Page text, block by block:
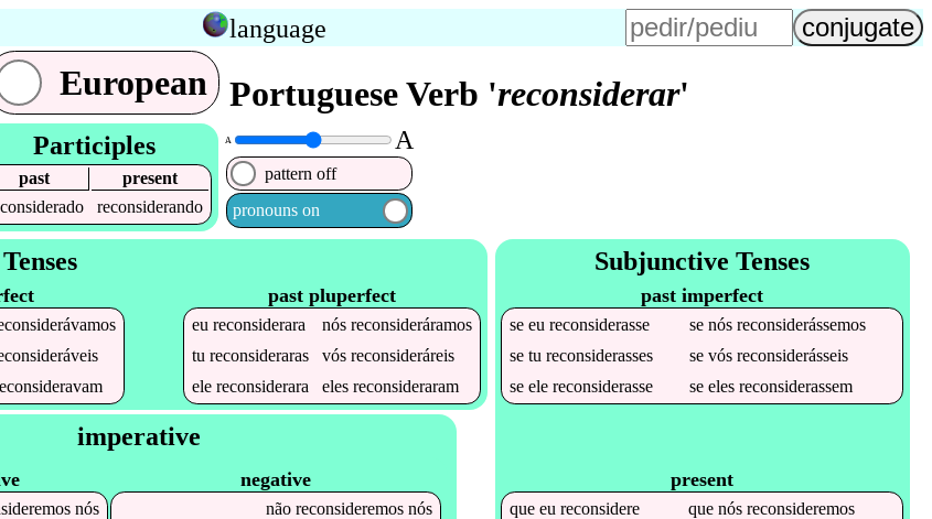
language
European Portuguese Verb 'reconsiderar'
Participles
past
present
reconsiderando
A A
pattern off
pronouns on
past pluperfect
eureconsiderara nósreconsideráramos
tureconsideraras vósreconsideráreis
elereconsiderara elesreconsideraram
imperative
nós
negative
não reconsideremosnós
Subjunctive Tenses
past imperfect
seeureconsiderasse senósreconsiderássemos
setureconsiderasses sevósreconsiderásseis
seelereconsiderasse seelesreconsiderassem
present
queeureconsidere quenósreconsideremos